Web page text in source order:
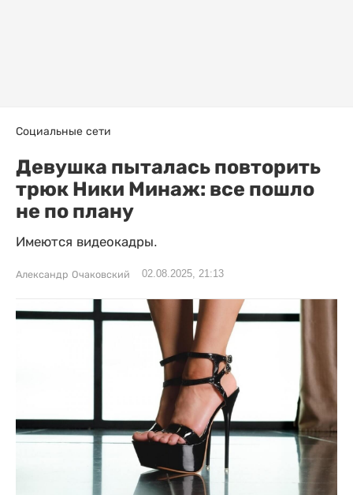
Социальные сети
Девушка пыталась повторить
трюк Ники Минаж: все пошло
не по плану
Имеются видеокадры.
Александр Очаковский 02.08.2025, 21:13